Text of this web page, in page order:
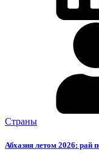
Страны
Абхазия летом 2026: рай